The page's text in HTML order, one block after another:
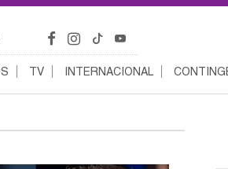
TV INTERNACIONAL